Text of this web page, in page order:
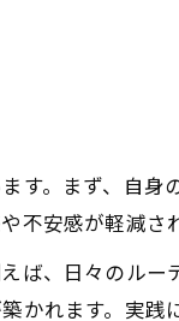
覚醒体験
効果
醒の重要性
す。まず、自身
安感が軽減さ
ば、日々のルー
かれます。実践